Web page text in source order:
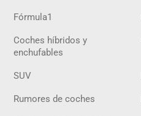
Fórmula1
Coches híbridos y
enchufables
SUV
Rumores de coches